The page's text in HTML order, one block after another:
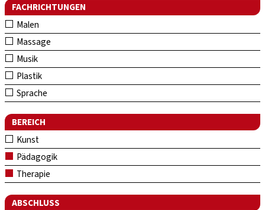
FACHRICHTUNGEN
Malen
Massage
Musik
Plastik
Sprache
BEREICH
Kunst
Pädagogik
Therapie
ABSCHLUSS